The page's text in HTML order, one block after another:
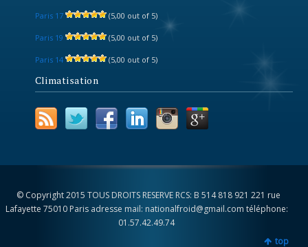
Paris 17 (5,00 out of 5)
Paris 19 (5,00 out of 5)
Paris 14 (5,00 out of 5)
Climatisation
© Copyright 2015 TOUS DROITS RESERVE RCS: B 514 818 921 221 rue
Lafayette 75010 Paris adresse mail: nationalfroid@gmail.com téléphone:
01.57.42.49.74
top